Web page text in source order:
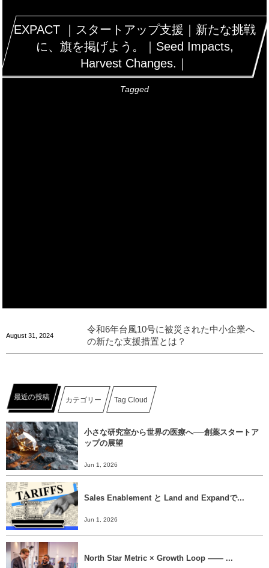
EXPACT ｜スタートアップ支援｜新たな挑戦
に、旗を掲げよう。｜Seed Impacts,
Harvest Changes.｜
Tagged
August 31 2024
令和6年台風10号に被災された中小企業へ
の新たな支援措置とは？
最近の投稿 カテゴリー Tag Cloud
小さな研究室から世界の医療へ──創薬スタートア
ップの展望
Jun 1, 2026
Sales Enablement と Land and Expandで...
Jun 1, 2026
North Star Metric × Growth Loop ―― ...